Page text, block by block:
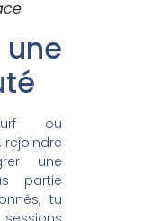
ou
une
partie
tu